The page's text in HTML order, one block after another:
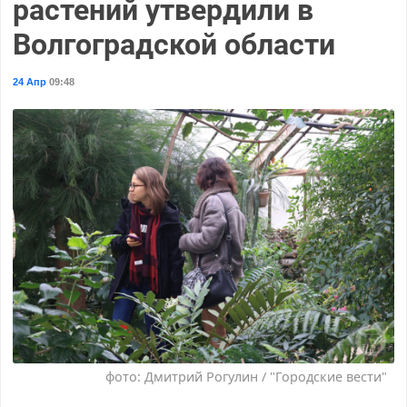
растений утвердили в
Волгоградской области
24 Апр09:48
фото: Дмитрий Рогулин / "Городские вести"